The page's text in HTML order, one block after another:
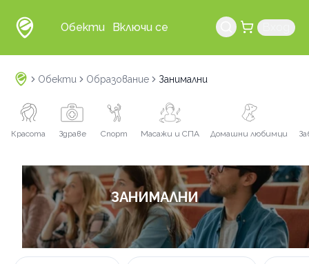
Обекти Включи се
Обекти Образование Занимални
Красота Здраве Спорт Масажи и СПА Домашни любимци
ЗАНИМАЛНИ